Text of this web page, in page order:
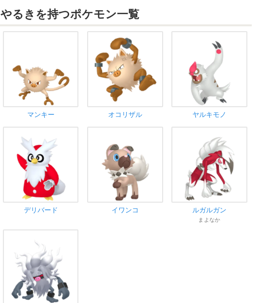
やるきを持つポケモン一覧
マンキー オコリザル ヤルキモノ
デリバード イワンコ ルガルガン
まよなか